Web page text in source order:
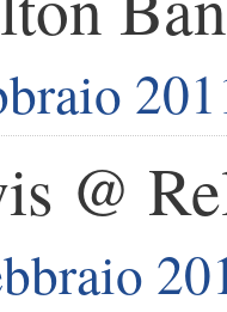
@